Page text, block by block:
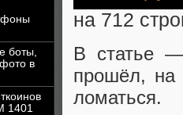
боты,
в
1401
на 712
В статье —
прошёл, на
ломаться.